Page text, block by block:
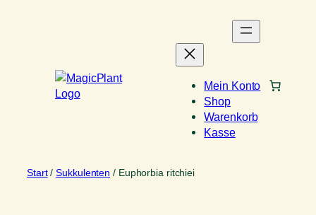
Mein Konto
Shop
Warenkorb
Kasse
Start/Sukkulenten / Euphorbia ritchiei